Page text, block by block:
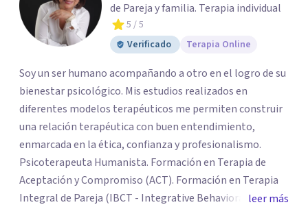
de Pareja y familia. Terapia individual
5 / 5
Verificado
Terapia Online
Soy un ser humano acompañando a otro en el logro de su
bienestar psicológico. Mis estudios realizados en
diferentes modelos terapéuticos me permiten construir
una relación terapéutica con buen entendimiento,
enmarcada en la ética, confianza y profesionalismo.
Psicoterapeuta Humanista. Formación en Terapia de
Aceptación y Compromiso (ACT). Formación en Terapia
Integral de Pareja (IBCT - Integrative Behavioral Couple
leer más